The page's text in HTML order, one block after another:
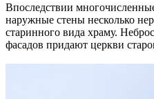
Впоследствии
наружные стены несколько
старинного вида храму.
фасадов придают церкви